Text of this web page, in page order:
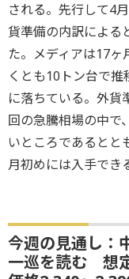
される。先行して4
貨準備の内訳による
た。メディアは17
くとも10トン台で
に落ちている。外貨
回の急騰相場の中で
いところであるとと
月初めには入手でき
今週の見通し：
一巡を読む 想